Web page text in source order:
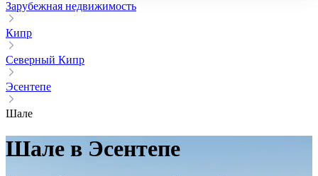
Зарубежная недвижимость
Кипр
Северный Кипр
Эсентепе
Шале
Шале в Эсентепе